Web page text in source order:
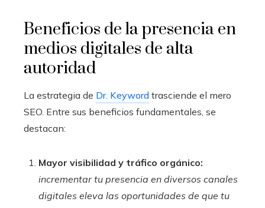
Beneficios de la presencia en
medios digitales de alta
autoridad
La estrategia de Dr. Keyword trasciende el mero
SEO. Entre sus beneficios fundamentales, se
destacan:
Mayor visibilidad y tráfico orgánico:
incrementar tu presencia en diversos canales
digitales eleva las oportunidades de que tu